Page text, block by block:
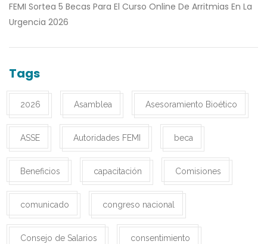
FEMI Sortea 5 Becas Para El Curso Online De Arritmias En La
Urgencia 2026
Tags
2026 Asamblea Asesoramiento Bioético
ASSE Autoridades FEMI beca
Beneficios capacitación Comisiones
comunicado congreso nacional
Consejo de Salarios consentimiento